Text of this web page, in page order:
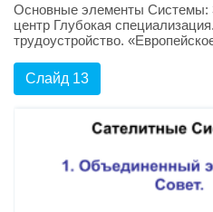
Основные элементы Системы:
центр Глубокая
трудоустройство.
Слайд 13